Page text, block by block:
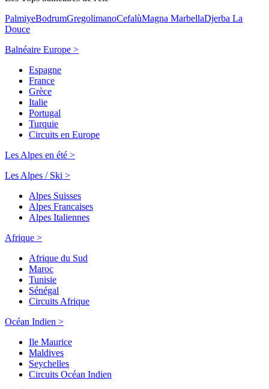
PalmiyeBodrumGregolimanoCefalùMagna MarbellaDjerba La
Douce
Balnéaire Europe >
Espagne
France
Grèce
Italie
Portugal
Turquie
Circuits en Europe
Les Alpes en été >
Les Alpes / Ski >
Alpes Suisses
Alpes Francaises
Alpes Italiennes
Afrique >
Afrique du Sud
Maroc
Tunisie
Sénégal
Circuits Afrique
Océan Indien >
Ile Maurice
Maldives
Seychelles
Circuits Océan Indien